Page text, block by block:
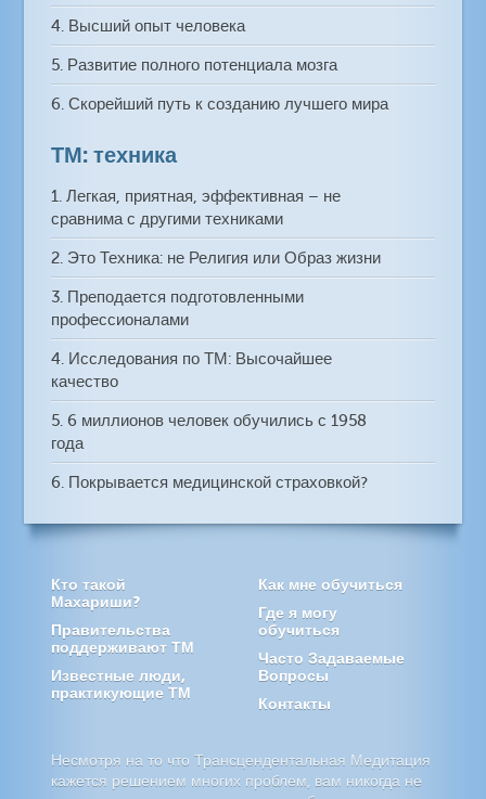
4. Высший опыт человека
5. Развитие полного потенциала мозга
6. Скорейший путь к созданию лучшего мира
ТМ: техника
1. Легкая, приятная, эффективная – не
сравнима с другими техниками
2. Это Техника: не Религия или Образ жизни
3. Преподается подготовленными
профессионалами
4. Исследования по ТМ: Высочайшее
качество
5. 6 миллионов человек обучились с 1958
года
6. Покрывается медицинской страховкой?
Кто такой
Махариши?
Правительства
поддерживают ТМ
Известные люди,
практикующие ТМ
Как мне обучиться
Где я могу
обучиться
Часто Задаваемые
Вопросы
Контакты
Несмотря на то что Трансцендентальная Медитация
кажется решением многих проблем, вам никогда не